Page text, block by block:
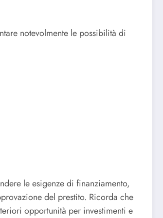
notevolmente le possibilità di
le esigenze di finanziamento,
del prestito. Ricorda che
opportunità per investimenti e